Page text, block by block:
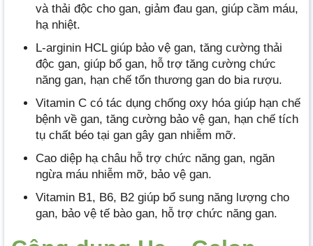
và thải độc cho gan, giảm đau gan, giúp cầm máu,
hạ nhiệt.
L-arginin HCL giúp bảo vệ gan, tăng cường thải
độc gan, giúp bổ gan, hỗ trợ tăng cường chức
năng gan, hạn chế tổn thương gan do bia rượu.
Vitamin C có tác dụng chống oxy hóa giúp hạn chế
bệnh về gan, tăng cường bảo vệ gan, hạn chế tích
tụ chất béo tại gan gây gan nhiễm mỡ.
Cao diệp hạ châu hỗ trợ chức năng gan, ngăn
ngừa máu nhiễm mỡ, bảo vệ gan.
Vitamin B1, B6, B2 giúp bổ sung năng lượng cho
gan, bảo vệ tế bào gan, hỗ trợ chức năng gan.